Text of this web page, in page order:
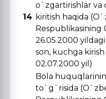
14
o`zgartirishlar va
kiritish haqida
Respublikasining
26.05.2000
son, kuchga kirish
02.07.2000 yil)
Bola
to`g`risida